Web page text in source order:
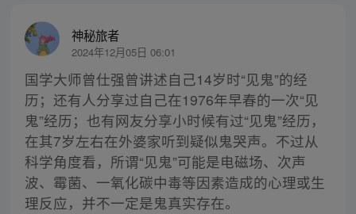
神秘旅者
2024年12月05日 06:01
国学大师曾仕强曾讲述自己14岁时“见鬼”的经
历；还有人分享过自己在1976年早春的一次“见
鬼”经历；也有网友分享小时候有过“见鬼”经历，
在其7岁左右在外婆家听到疑似鬼哭声。不过从
科学角度看，所谓“见鬼”可能是电磁场、次声
波、霉菌、一氧化碳中毒等因素造成的心理或生
理反应，并不一定是鬼真实存在。